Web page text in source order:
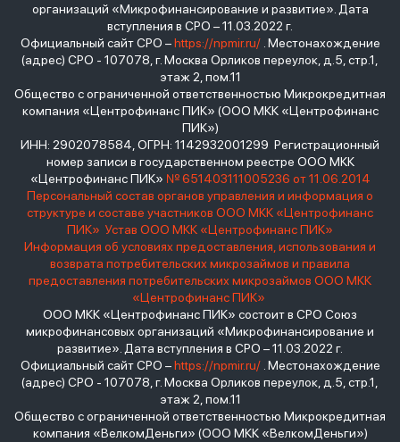
организаций «Микрофинансирование и развитие». Дата
вступления в СРО – 11.03.2022 г.
Официальный сайт СРО –https://npmir.ru/. Местонахождение
(адрес) СРО - 107078, г. Москва Орликов переулок, д.5, стр.1,
этаж 2, пом.11
Общество с ограниченной ответственностью Микрокредитная
компания «Центрофинанс ПИК» (ООО МКК «Центрофинанс
ПИК»)
ИНН: 2902078584, ОГРН: 1142932001299 Регистрационный
номер записи в государственном реестре ООО МКК
«Центрофинанс ПИК» № 651403111005236 от 11.06.2014
Персональный состав органов управления и информация о
структуре и составе участников ООО МКК «Центрофинанс
ПИК» Устав ООО МКК «Центрофинанс ПИК»
Информация об условиях предоставления, использования и
возврата потребительских микрозаймов и правила
предоставления потребительских микрозаймов ООО МКК
«Центрофинанс ПИК»
ООО МКК «Центрофинанс ПИК» состоит в СРО Союз
микрофинансовых организаций «Микрофинансирование и
развитие». Дата вступления в СРО – 11.03.2022 г.
Официальный сайт СРО –https://npmir.ru/. Местонахождение
(адрес) СРО - 107078, г. Москва Орликов переулок, д.5, стр.1,
этаж 2, пом.11
Общество с ограниченной ответственностью Микрокредитная
компания «ВелкомДеньги» (ООО МКК «ВелкомДеньги»)